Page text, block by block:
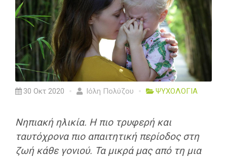
30 Οκτ 2020 Ιόλη Πολύζου ΨΥΧΟΛΟΓΙΑ
Νηπιακή ηλικία. Η πιο τρυφερή και
ταυτόχρονα πιο απαιτητική περίοδος στη
ζωή κάθε γονιού. Τα μικρά μας από τη μια